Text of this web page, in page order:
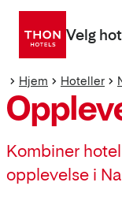
Gå
direkte
Velg
Hjem Hoteller
Kombiner
opplevelse i